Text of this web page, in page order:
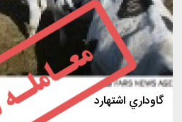
گاوداري اشتهارد